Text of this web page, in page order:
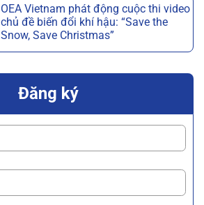
OEA Vietnam phát động cuộc thi video
chủ đề biến đổi khí hậu: “Save the
Snow, Save Christmas”
Đăng ký